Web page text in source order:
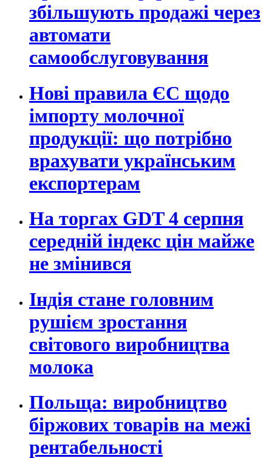
збільшують продажі через
автомати
самообслуговування
Нові правила ЄС щодо
імпорту молочної
продукції: що потрібно
врахувати українським
експортерам
На торгах GDT 4 серпня
середній індекс цін майже
не змінився
Індія стане головним
рушієм зростання
світового виробництва
молока
Польща: виробництво
біржових товарів на межі
рентабельності